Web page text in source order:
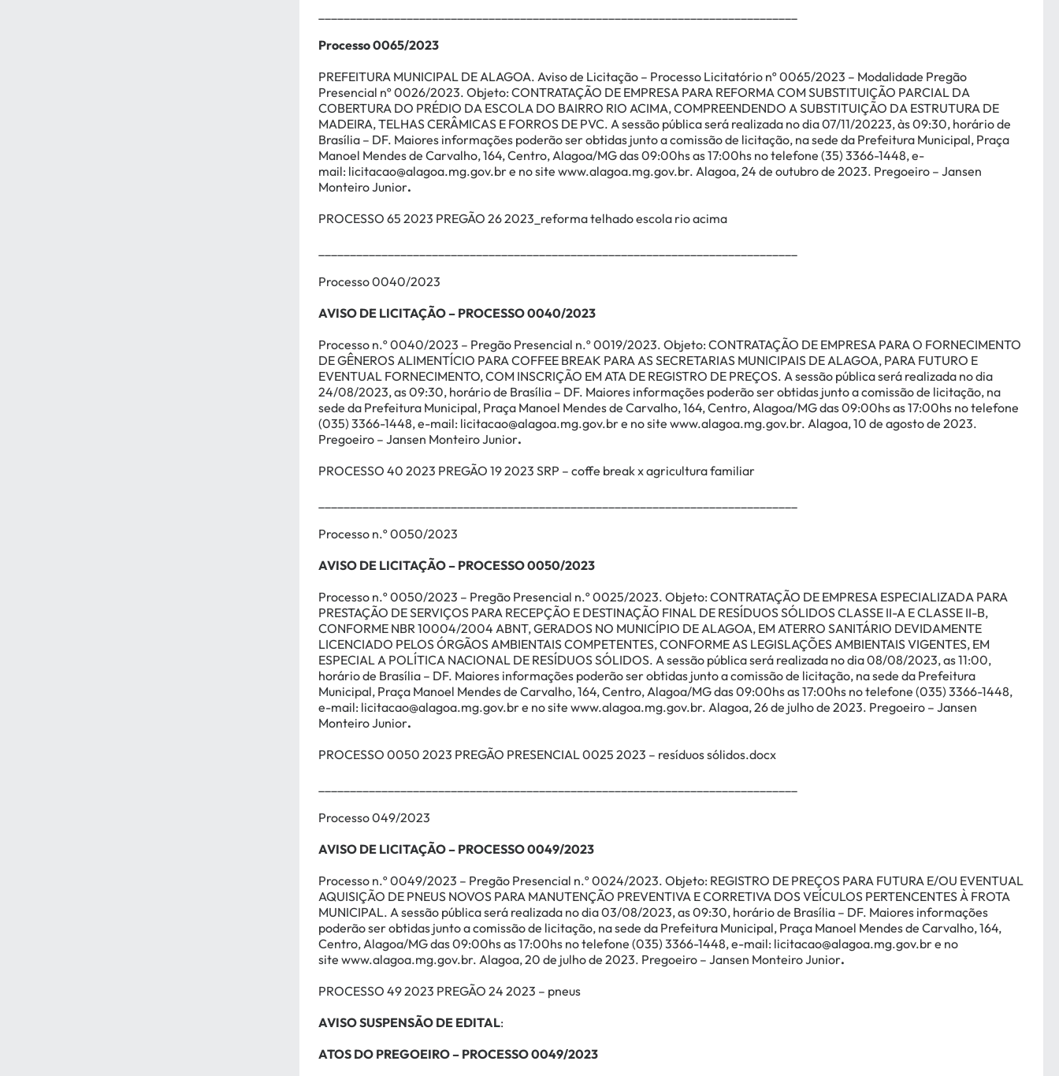
Processo 0065/2023
PREFEITURA MUNICIPAL DE ALAGOA. Aviso de Licitação – Processo Licitatório nº 0065/2023 – Modalidade Pregão
Presencial nº 0026/2023. Objeto: CONTRATAÇÃO DE EMPRESA PARA REFORMA COM SUBSTITUIÇÃO PARCIAL DA
COBERTURA DO PRÉDIO DA ESCOLA DO BAIRRO RIO ACIMA, COMPREENDENDO A SUBSTITUIÇÃO DA ESTRUTURA DE
MADEIRA, TELHAS CERÂMICAS E FORROS DE PVC. A sessão pública será realizada no dia 07/11/20223, às 09:30, horário de
Brasília – DF. Maiores informações poderão ser obtidas junto a comissão de licitação, na sede da Prefeitura Municipal, Praça
Manoel Mendes de Carvalho, 164, Centro, Alagoa/MG das 09:00hs as 17:00hs no telefone (35) 3366-1448, e-
mail: licitacao@alagoa.mg.gov.bre no site www.alagoa.mg.gov.br. Alagoa, 24 de outubro de 2023. Pregoeiro – Jansen
Monteiro Junior.
PROCESSO 65 2023 PREGÃO 26 2023_reforma telhado escola rio acima
Processo 0040/2023
AVISO DE LICITAÇÃO – PROCESSO 0040/2023
Processo n.º 0040/2023 – Pregão Presencial n.º 0019/2023. Objeto: CONTRATAÇÃO DE EMPRESA PARA O FORNECIMENTO
DE GÊNEROS ALIMENTÍCIO PARA COFFEE BREAK PARA AS SECRETARIAS MUNICIPAIS DE ALAGOA, PARA FUTURO E
EVENTUAL FORNECIMENTO, COM INSCRIÇÃO EM ATA DE REGISTRO DE PREÇOS. A sessão pública será realizada no dia
24/08/2023, as 09:30, horário de Brasília – DF. Maiores informações poderão ser obtidas junto a comissão de licitação, na
sede da Prefeitura Municipal, Praça Manoel Mendes de Carvalho, 164, Centro, Alagoa/MG das 09:00hs as 17:00hs no telefone
(035) 3366-1448, e-mail: licitacao@alagoa.mg.gov.bre no site www.alagoa.mg.gov.br. Alagoa, 10 de agosto de 2023.
Pregoeiro – Jansen Monteiro Junior.
PROCESSO 40 2023 PREGÃO 19 2023 SRP – coffe break x agricultura familiar
Processo n.º 0050/2023
AVISO DE LICITAÇÃO – PROCESSO 0050/2023
Processo n.º 0050/2023 – Pregão Presencial n.º 0025/2023. Objeto: CONTRATAÇÃO DE EMPRESA ESPECIALIZADA PARA
PRESTAÇÃO DE SERVIÇOS PARA RECEPÇÃO E DESTINAÇÃO FINAL DE RESÍDUOS SÓLIDOS CLASSE II-A E CLASSE II-B,
CONFORME NBR 10004/2004 ABNT, GERADOS NO MUNICÍPIO DE ALAGOA, EM ATERRO SANITÁRIO DEVIDAMENTE
LICENCIADO PELOS ÓRGÃOS AMBIENTAIS COMPETENTES, CONFORME AS LEGISLAÇÕES AMBIENTAIS VIGENTES, EM
ESPECIAL A POLÍTICA NACIONAL DE RESÍDUOS SÓLIDOS. A sessão pública será realizada no dia 08/08/2023, as 11:00,
horário de Brasília – DF. Maiores informações poderão ser obtidas junto a comissão de licitação, na sede da Prefeitura
Municipal, Praça Manoel Mendes de Carvalho, 164, Centro, Alagoa/MG das 09:00hs as 17:00hs no telefone (035) 3366-1448,
e-mail: licitacao@alagoa.mg.gov.bre no site www.alagoa.mg.gov.br. Alagoa, 26 de julho de 2023. Pregoeiro – Jansen
Monteiro Junior.
PROCESSO 0050 2023 PREGÃO PRESENCIAL 0025 2023 – resíduos sólidos.docx
Processo 049/2023
AVISO DE LICITAÇÃO – PROCESSO 0049/2023
Processo n.º 0049/2023 – Pregão Presencial n.º 0024/2023. Objeto: REGISTRO DE PREÇOS PARA FUTURA E/OU EVENTUAL
AQUISIÇÃO DE PNEUS NOVOS PARA MANUTENÇÃO PREVENTIVA E CORRETIVA DOS VEÍCULOS PERTENCENTES À FROTA
MUNICIPAL. A sessão pública será realizada no dia 03/08/2023, as 09:30, horário de Brasília – DF. Maiores informações
poderão ser obtidas junto a comissão de licitação, na sede da Prefeitura Municipal, Praça Manoel Mendes de Carvalho, 164,
Centro, Alagoa/MG das 09:00hs as 17:00hs no telefone (035) 3366-1448, e-mail: licitacao@alagoa.mg.gov.bre no
site www.alagoa.mg.gov.br. Alagoa, 20 de julho de 2023. Pregoeiro – Jansen Monteiro Junior.
PROCESSO 49 2023 PREGÃO 24 2023 – pneus
AVISO SUSPENSÃO DE EDITAL:
ATOS DO PREGOEIRO – PROCESSO 0049/2023